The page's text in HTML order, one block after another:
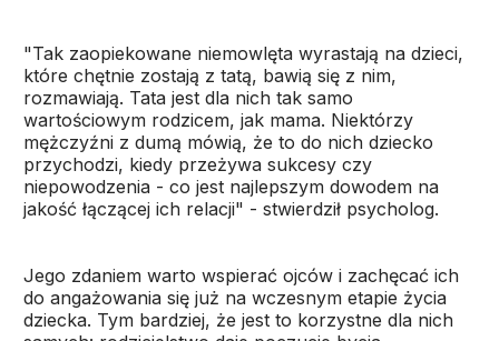
"Tak zaopiekowane niemowlęta wyrastają na dzieci,
które chętnie zostają z tatą, bawią się z nim,
rozmawiają. Tata jest dla nich tak samo
wartościowym rodzicem, jak mama. Niektórzy
mężczyźni z dumą mówią, że to do nich dziecko
przychodzi, kiedy przeżywa sukcesy czy
niepowodzenia - co jest najlepszym dowodem na
jakość łączącej ich relacji" - stwierdził psycholog.
Jego zdaniem warto wspierać ojców i zachęcać ich
do angażowania się już na wczesnym etapie życia
dziecka. Tym bardziej, że jest to korzystne dla nich